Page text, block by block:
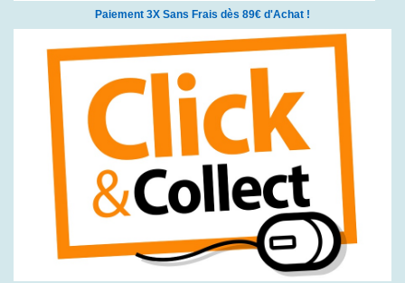
Paiement 3X Sans Frais dès 89€ d'Achat !